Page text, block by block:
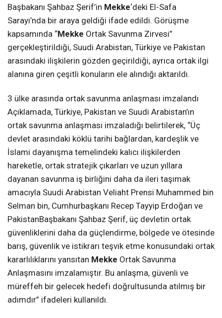
Başbakanı Şahbaz Şerif’in Mekke‘deki El-Safa
Sarayı’nda bir araya geldiği ifade edildi. Görüşme
kapsamında “Mekke Ortak Savunma Zirvesi”
gerçekleştirildiği, Suudi Arabistan, Türkiye ve Pakistan
arasındaki ilişkilerin gözden geçirildiği, ayrıca ortak ilgi
alanına giren çeşitli konuların ele alındığı aktarıldı.
3 ülke arasında ortak savunma anlaşması imzalandı
Açıklamada, Türkiye, Pakistan ve Suudi Arabistan’ın
ortak savunma anlaşması imzaladığı belirtilerek, “Üç
devlet arasındaki köklü tarihi bağlardan, kardeşlik ve
İslami dayanışma temelindeki kalıcı ilişkilerden
hareketle, ortak stratejik çıkarları ve uzun yıllara
dayanan savunma iş birliğini daha da ileri taşımak
amacıyla Suudi Arabistan Veliaht Prensi Muhammed bin
Selman bin, Cumhurbaşkanı Recep Tayyip Erdoğan ve
PakistanBaşbakanı Şahbaz Şerif, üç devletin ortak
güvenliklerini daha da güçlendirme, bölgede ve ötesinde
barış, güvenlik ve istikrarı teşvik etme konusundaki ortak
kararlılıklarını yansıtan Mekke Ortak Savunma
Anlaşmasını imzalamıştır. Bu anlaşma, güvenli ve
müreffeh bir gelecek hedefi doğrultusunda atılmış bir
adımdır” ifadeleri kullanıldı.